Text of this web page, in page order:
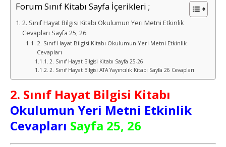
Forum Sınıf Kitabı Sayfa İçerikleri ;
2. Sınıf Hayat Bilgisi Kitabı Okulumun Yeri Metni Etkinlik
Cevapları Sayfa 25, 26
2. Sınıf Hayat Bilgisi Kitabı Okulumun Yeri Metni Etkinlik
Cevapları
2. Sınıf Hayat Bilgisi Kitabı Sayfa 25-26
2. Sınıf Hayat Bilgisi ATA Yayıncılık Kitabı Sayfa 26 Cevapları
2. Sınıf Hayat Bilgisi Kitabı
Okulumun Yeri Metni Etkinlik
Cevapları Sayfa 25, 26